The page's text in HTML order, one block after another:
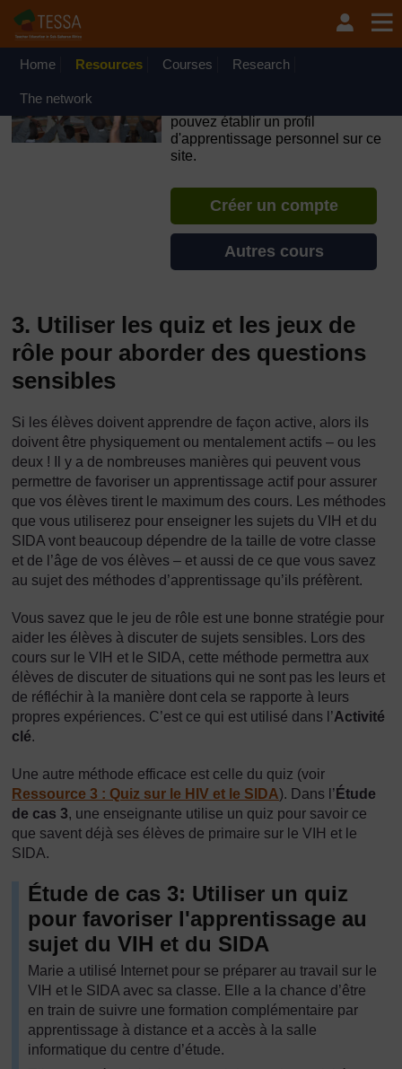
Passer au contenu principal
OpenLearn Create will be unavailable on Wednesday 12
August 2026 from 8am to 10.30am (GMT) due to routine
Home Resources Courses Research
The network
pouvez établir un profil
d'apprentissage personnel sur ce
site.
Créer un compte
Autres cours
3. Utiliser les quiz et les jeux de
rôle pour aborder des questions
sensibles
Si les élèves doivent apprendre de façon active, alors ils
doivent être physiquement ou mentalement actifs – ou les
deux ! Il y a de nombreuses manières qui peuvent vous
permettre de favoriser un apprentissage actif pour assurer
que vos élèves tirent le maximum des cours. Les méthodes
que vous utiliserez pour enseigner les sujets du VIH et du
SIDA vont beaucoup dépendre de la taille de votre classe
et de l’âge de vos élèves – et aussi de ce que vous savez
au sujet des méthodes d’apprentissage qu’ils préfèrent.
Vous savez que le jeu de rôle est une bonne stratégie pour
aider les élèves à discuter de sujets sensibles. Lors des
cours sur le VIH et le SIDA, cette méthode permettra aux
élèves de discuter de situations qui ne sont pas les leurs et
de réfléchir à la manière dont cela se rapporte à leurs
propres expériences. C’est ce qui est utilisé dans l’Activité
clé.
Une autre méthode efficace est celle du quiz (voir
Ressource 3 : Quiz sur le HIV et le SIDA). Dans l’ Étude
de cas 3, une enseignante utilise un quiz pour savoir ce
que savent déjà ses élèves de primaire sur le VIH et le
SIDA.
Étude de cas 3: Utiliser un quiz
pour favoriser l'apprentissage au
sujet du VIH et du SIDA
Marie a utilisé Internet pour se préparer au travail sur le
VIH et le SIDA avec sa classe. Elle a la chance d’être
en train de suivre une formation complémentaire par
apprentissage à distance et a accès à la salle
informatique du centre d’étude.